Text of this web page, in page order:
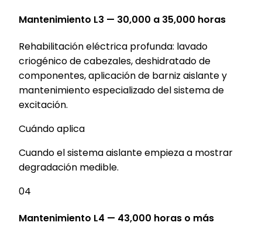
Mantenimiento L3 — 30,000 a 35,000 horas
Rehabilitación eléctrica profunda: lavado
criogénico de cabezales, deshidratado de
componentes, aplicación de barniz aislante y
mantenimiento especializado del sistema de
excitación.
Cuándo aplica
Cuando el sistema aislante empieza a mostrar
degradación medible.
04
Mantenimiento L4 — 43,000 horas o más